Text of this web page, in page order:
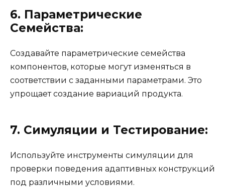
6. Параметрические
Семейства:
Создавайте параметрические семейства
компонентов, которые могут изменяться в
соответствии с заданными параметрами. Это
упрощает создание вариаций продукта.
7. Симуляции и Тестирование:
Используйте инструменты симуляции для
проверки поведения адаптивных конструкций
под различными условиями.